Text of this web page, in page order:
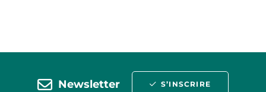
Newsletter S’INSCRIRE